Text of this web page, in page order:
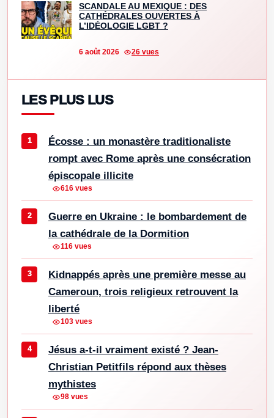
SCANDALE AU MEXIQUE : DES
CATHÉDRALES OUVERTES À
L’IDÉOLOGIE LGBT ?
6 août 2026 26 vues
LES PLUS LUS
Écosse : un monastère traditionaliste
rompt avec Rome après une consécration
épiscopale illicite
616 vues
Guerre en Ukraine : le bombardement de
la cathédrale de la Dormition
116 vues
Kidnappés après une première messe au
Cameroun, trois religieux retrouvent la
liberté
103 vues
Jésus a-t-il vraiment existé ? Jean-
Christian Petitfils répond aux thèses
mythistes
98 vues